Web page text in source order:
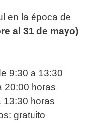
en la época de
al 31 de mayo)
9:30 a 13:30
20:00 horas
13:30 horas
gratuito